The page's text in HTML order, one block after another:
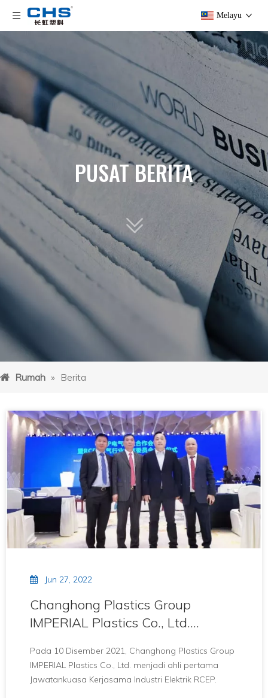
Melayu
PUSAT BERITA
Rumah » Berita
Jun 27, 2022
Changhong Plastics Group
IMPERIAL Plastics Co., Ltd.
Jawatankuasa Kerjasama Industri
Elektrik RCEP
Pada 10 Disember 2021, Changhong Plastics Group
IMPERIAL Plastics Co., Ltd. menjadi ahli pertama
Jawatankuasa Kerjasama Industri Elektrik RCEP.